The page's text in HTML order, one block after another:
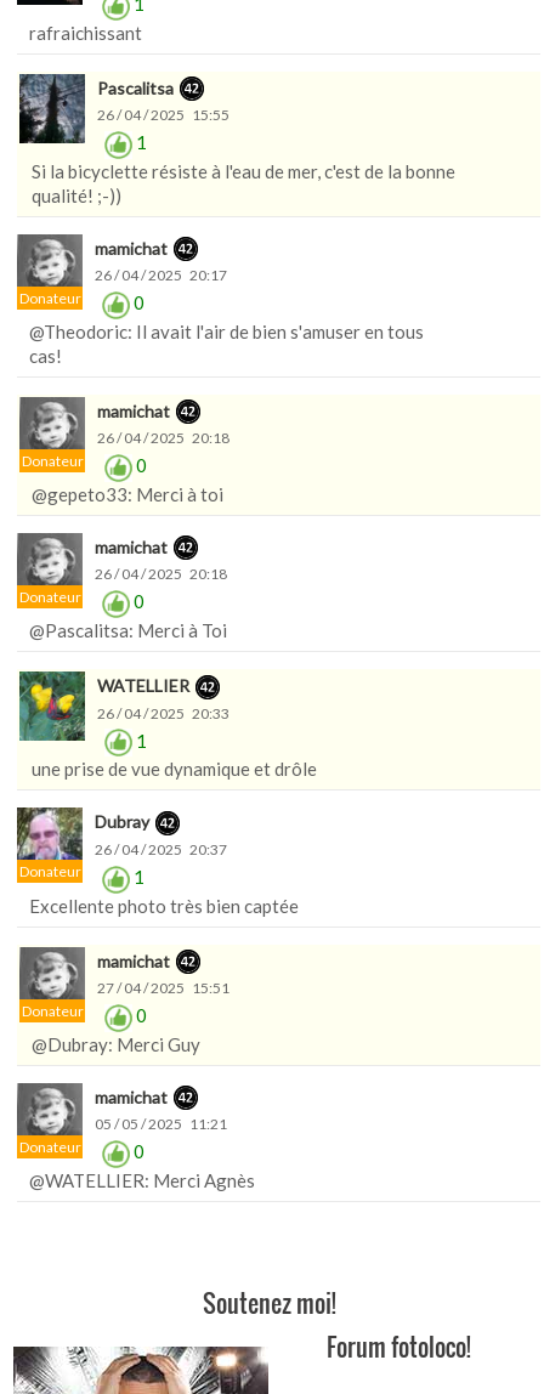
rafraichissant
Pascalitsa
26 / 04 / 2025 15:55
1
Si la bicyclette résiste à l'eau de mer, c'est de la bonne
qualité! ;-))
Donateur
mamichat
26 / 04 / 2025 20:17
0
@Theodoric: Il avait l'air de bien s'amuser en tous
cas!
Donateur
mamichat
26 / 04 / 2025 20:18
0
@gepeto33: Merci à toi
Donateur
mamichat
26 / 04 / 2025 20:18
0
@Pascalitsa: Merci à Toi
WATELLIER
26 / 04 / 2025 20:33
1
une prise de vue dynamique et drôle
Donateur
Dubray
26 / 04 / 2025 20:37
1
Excellente photo très bien captée
Donateur
mamichat
27 / 04 / 2025 15:51
0
@Dubray: Merci Guy
Donateur
mamichat
05 / 05 / 2025 11:21
0
@WATELLIER: Merci Agnès
Soutenez moi!
Forum fotoloco!